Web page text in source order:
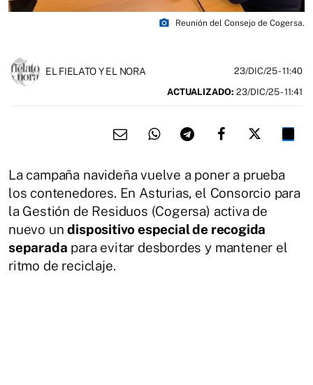
photo_camera Reunión del Consejo de Cogersa.
EL FIELATO Y EL NORA 23/DIC/25- 11:40
ACTUALIZADO: 23/DIC/25 - 11:41
La campaña navideña vuelve a poner a prueba
los contenedores. En Asturias, el Consorcio para
la Gestión de Residuos (Cogersa) activa de
nuevo undispositivo especial de recogida
separada para evitar desbordes y mantener el
ritmo de reciclaje.